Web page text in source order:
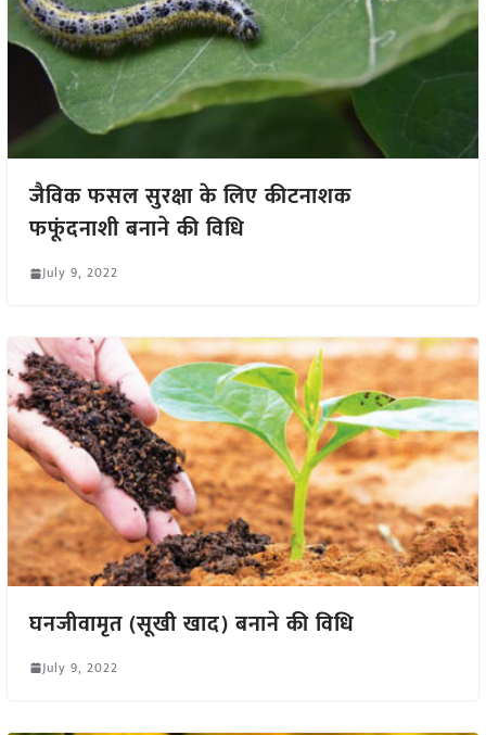
जैविक फसल सुरक्षा के लिए कीटनाशक
फफूंदनाशी बनाने की विधि
July 9, 2022
घनजीवामृत (सूखी खाद) बनाने की विधि
July 9, 2022